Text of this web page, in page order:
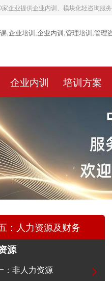
企业提供企业内训、模块化轻咨询服务
企业内训 培训方案
：人力资源及财务
源
：非人力资源